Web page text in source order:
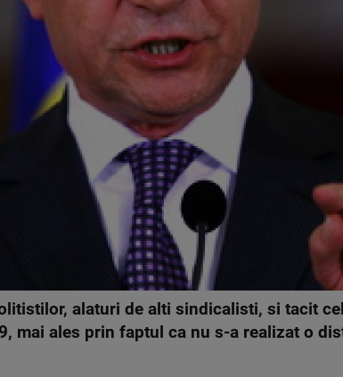
alaturi de alti sindicalisti, si tacit
mai ales prin faptul ca nu s-a realizat o